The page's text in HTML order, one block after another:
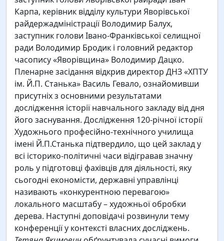
Карпа, керівник відділу культури Яворівської
райдержадміністрації Володимир Балух,
заступник голови Івано-Франківської селищної
ради Володимир Бродик і головний редактор
часопису «Яворівщина» Володимир Дацко.
Пленарне засідання відкрив директор ДНЗ «ХПТУ
ім. Й.П. Станька» Василь Гевало, ознайомивши
присутніх з основними результатами
дослідження історії навчального закладу від дня
його заснування. Дослідження 120-річної історії
Художнього професійно-технічного училища
імені Й.П.Станька підтвердило, що цей заклад у
всі історико-політичні часи відігравав значну
роль у підготовці фахівців для діяльності, яку
сьогодні економісти, державні управлінці
називають «конкурентною перевагою»
локального масштабу – художньої обробки
дерева. Наступні доповідачі розвинули тему
конференції у контексті власних досліджень.